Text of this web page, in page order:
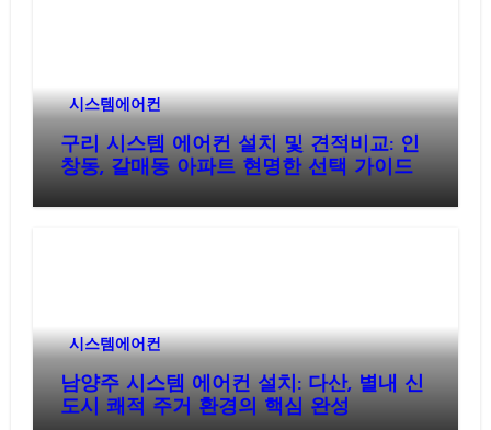
시스템에어컨
구리 시스템 에어컨 설치 및 견적비교: 인
창동, 갈매동 아파트 현명한 선택 가이드
시스템에어컨
남양주 시스템 에어컨 설치: 다산, 별내 신
도시 쾌적 주거 환경의 핵심 완성